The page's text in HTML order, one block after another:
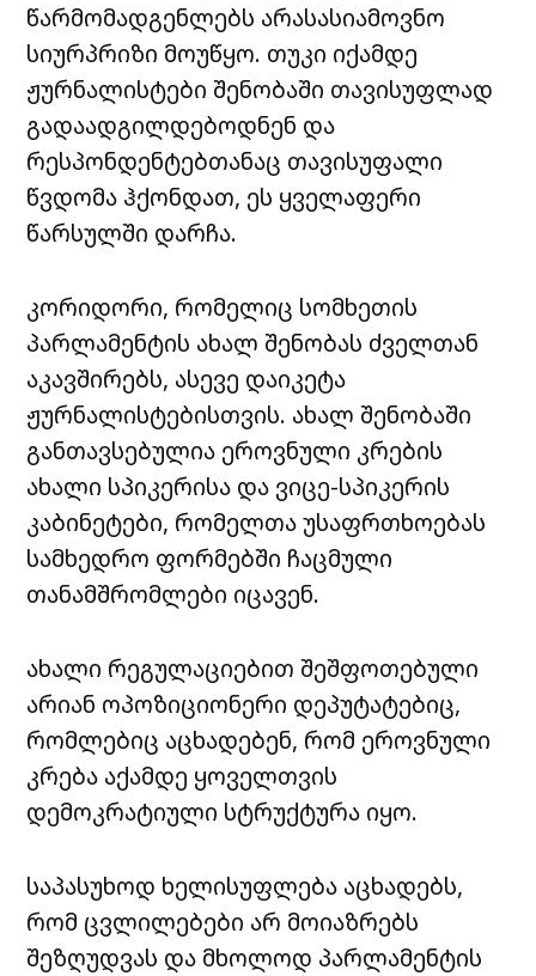
წარმომადგენლებს არასასიამოვნო
სიურპრიზი მოუწყო. თუკი იქამდე
ჟურნალისტები შენობაში თავისუფლად
გადაადგილდებოდნენ და
რესპონდენტებთანაც თავისუფალი
წვდომა ჰქონდათ, ეს ყველაფერი
წარსულში დარჩა.
კორიდორი, რომელიც სომხეთის
პარლამენტის ახალ შენობას ძველთან
აკავშირებს, ასევე დაიკეტა
ჟურნალისტებისთვის. ახალ შენობაში
განთავსებულია ეროვნული კრების
ახალი სპიკერისა და ვიცე-სპიკერის
კაბინეტები, რომელთა უსაფრთხოებას
სამხედრო ფორმებში ჩაცმული
თანამშრომლები იცავენ.
ახალი რეგულაციებით შეშფოთებული
არიან ოპოზიციონერი დეპუტატებიც,
რომლებიც აცხადებენ, რომ ეროვნული
კრება აქამდე ყოველთვის
დემოკრატიული სტრუქტურა იყო.
საპასუხოდ ხელისუფლება აცხადებს,
რომ ცვლილებები არ მოიაზრებს
შეზღუდვას და მხოლოდ პარლამენტის